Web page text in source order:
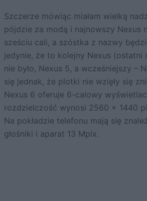
Szczerze mówiąc miałam wielką
pójdzie za modą i najnowszy Nexus
sześciu cali, a szóstka z nazwy
jedynie, że to kolejny Nexus (ostatni
nie było, Nexus 5, a wcześniejszy –
się jednak, że plotki nie wzięły się
Nexus 6 oferuje 6-calowy
rozdzielczość wynosi 2560 x 1440
Na pokładzie telefonu mają się
głośniki i aparat 13 Mpix.